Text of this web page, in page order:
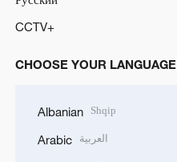
CCTV+
CHOOSE YOUR LANGUAGE
Albanian Shqip
Arabic العربية